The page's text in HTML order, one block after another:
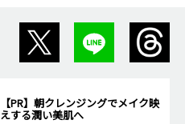
【PR】朝クレンジングでメイク映
えする潤い美肌へ